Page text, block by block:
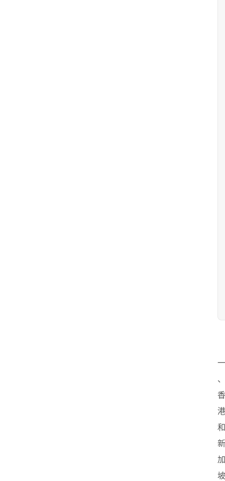
一
、
香
港
和
新
加
坡